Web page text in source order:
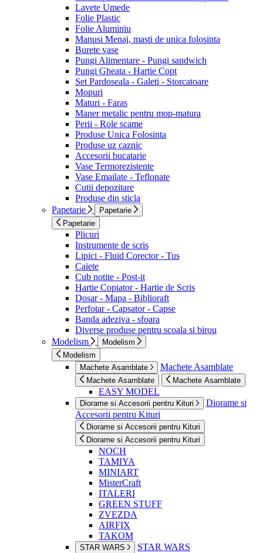
Lavete Umede
Folie Plastic
Folie Aluminiu
Manusi Menaj, masti de unica folosinta
Burete vase
Pungi Alimentare - Pungi sandwich
Pungi Gheata - Hartie Copt
Set Pardoseala - Galeti - Storcatoare
Mopuri
Maturi - Faras
Maner metalic pentru mop-matura
Perii - Role scame
Produse Unica Folosinta
Produse uz caznic
Accesorii bucatarie
Vase Termorezistente
Vase Emailate - Teflonate
Cutii depozitare
Produse din sticla
Papetarie
Papetarie
Papetarie
Plicuri
Instrumente de scris
Lipici - Fluid Corector - Tus
Caiete
Cub notite - Post-it
Hartie Copiator - Hartie de Scris
Dosar - Mapa - Biblioraft
Perfotar - Capsator - Capse
Banda adeziva - sfoara
Diverse produse pentru scoala si birou
Modelism
Modelism
Modelism
Machete Asamblate
Machete Asamblate
Machete Asamblate Machete Asamblate
EASY MODEL
Diorame si Accesorii pentru Kituri
Diorame si
Accesorii pentru Kituri
Diorame si Accesorii pentru Kituri
Diorame si Accesorii pentru Kituri
NOCH
TAMIYA
MINIART
MisterCraft
ITALERI
GREEN STUFF
ZVEZDA
AIRFIX
TAKOM
STAR WARS STAR WARS